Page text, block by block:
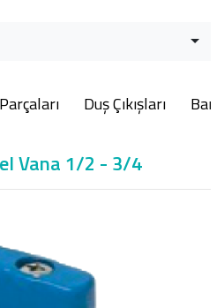
Duş Çıkışları
Vana 1/2 - 3/4